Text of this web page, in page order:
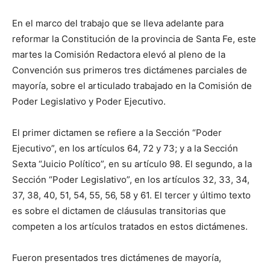
En el marco del trabajo que se lleva adelante para
reformar la Constitución de la provincia de Santa Fe, este
martes la Comisión Redactora elevó al pleno de la
Convención sus primeros tres dictámenes parciales de
mayoría, sobre el articulado trabajado en la Comisión de
Poder Legislativo y Poder Ejecutivo.
El primer dictamen se refiere a la Sección “Poder
Ejecutivo”, en los artículos 64, 72 y 73; y a la Sección
Sexta “Juicio Político”, en su artículo 98. El segundo, a la
Sección “Poder Legislativo”, en los artículos 32, 33, 34,
37, 38, 40, 51, 54, 55, 56, 58 y 61. El tercer y último texto
es sobre el dictamen de cláusulas transitorias que
competen a los artículos tratados en estos dictámenes.
Fueron presentados tres dictámenes de mayoría,